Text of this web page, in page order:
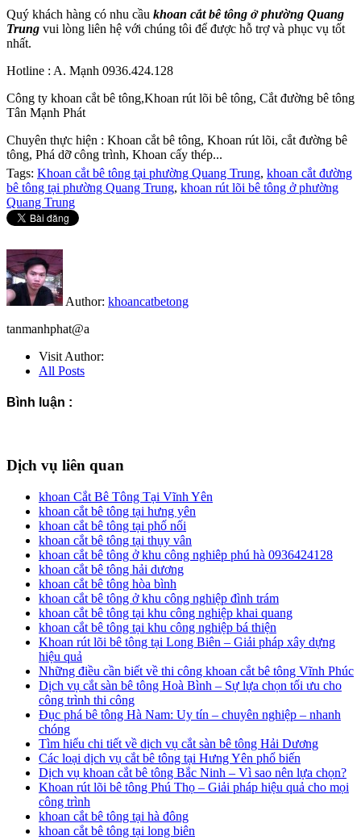
Quý khách hàng có nhu cầu khoan cắt bê tông ở phường Quang
Trung vui lòng liên hệ với chúng tôi để được hỗ trợ và phục vụ tốt
nhất.
Hotline : A. Mạnh 0936.424.128
Công ty khoan cắt bê tông,Khoan rút lõi bê tông, Cắt đường bê tông
Tân Mạnh Phát
Chuyên thực hiện : Khoan cắt bê tông, Khoan rút lõi, cắt đường bê
tông, Phá dỡ công trình, Khoan cấy thép...
Tags: Khoan cắt bê tông tại phường Quang Trung, khoan cắt đường
bê tông tại phường Quang Trung, khoan rút lõi bê tông ở phường
Quang Trung
Author: khoancatbetong
tanmanhphat@a
Visit Author:
All Posts
Bình luận :
Dịch vụ liên quan
khoan Cắt Bê Tông Tại Vĩnh Yên
khoan cắt bê tông tại hưng yên
khoan cắt bê tông tại phố nối
khoan cắt bê tông tại thụy vân
khoan cắt bê tông ở khu công nghiêp phú hà 0936424128
khoan cắt bê tông hải dương
khoan cắt bê tông hòa bình
khoan cắt bê tông ở khu công nghiệp đình trám
khoan cắt bê tông tại khu công nghiệp khai quang
khoan cắt bê tông tại khu công nghiệp bá thiện
Khoan rút lõi bê tông tại Long Biên – Giải pháp xây dựng
hiệu quả
Những điều cần biết về thi công khoan cắt bê tông Vĩnh Phúc
Dịch vụ cắt sàn bê tông Hoà Bình – Sự lựa chọn tối ưu cho
công trình thi công
Đục phá bê tông Hà Nam: Uy tín – chuyên nghiệp – nhanh
chóng
Tìm hiểu chi tiết về dịch vụ cắt sàn bê tông Hải Dương
Các loại dịch vụ cắt bê tông tại Hưng Yên phổ biến
Dịch vụ khoan cắt bê tông Bắc Ninh – Vì sao nên lựa chọn?
Khoan rút lõi bê tông Phú Thọ – Giải pháp hiệu quả cho mọi
công trình
khoan cắt bê tông tại hà đông
khoan cắt bê tông tại long biên